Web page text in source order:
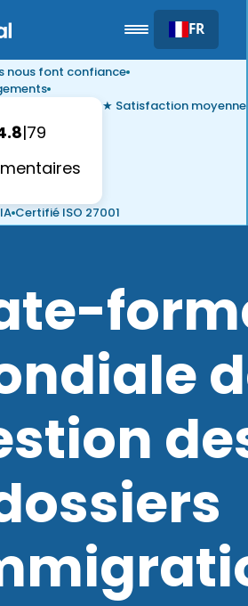
FR
nous font confiance
|79
★ Satisfaction moyenne
Certifié ISO 27001